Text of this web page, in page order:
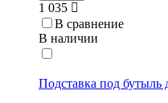
1 035
В сравнение
В наличии
Подставка под бутыль